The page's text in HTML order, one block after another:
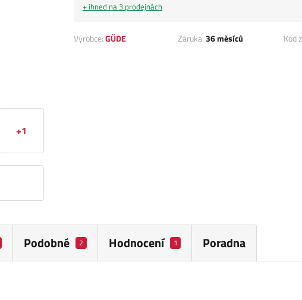
+1
+ ihned na 3 prodejnách
Výrobce:GÜDE Záruka:36 měsíců Kód
Podobné 2 Hodnocení 1 Poradna